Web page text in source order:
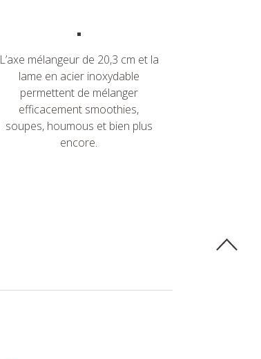
L’axe mélangeur de 20,3 cm et la
lame en acier inoxydable
permettent de mélanger
efficacement smoothies,
soupes, houmous et bien plus
encore.